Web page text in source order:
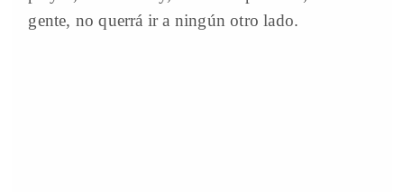
gente, no querrá ir a ningún otro lado.